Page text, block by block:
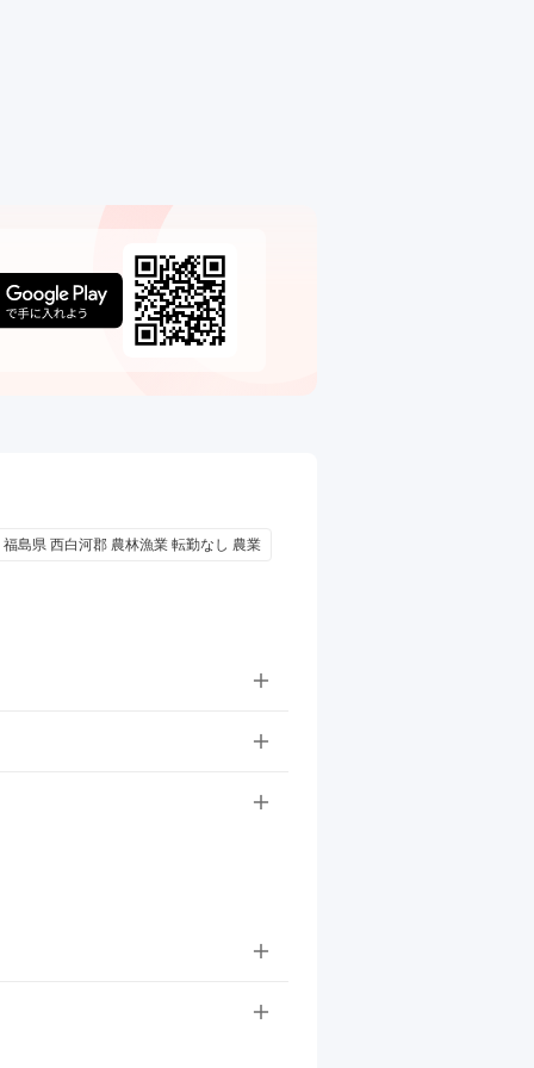
福島県 西白河郡 農林漁業 転勤なし 農業